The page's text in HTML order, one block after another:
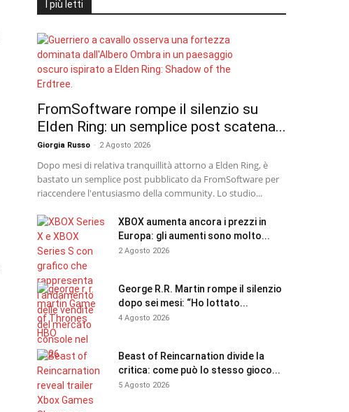
I più letti
FromSoftware rompe il silenzio su
Elden Ring: un semplice post scatena...
Giorgia Russo - 2 Agosto 2026
Dopo mesi di relativa tranquillità attorno a Elden Ring, è
bastato un semplice post pubblicato da FromSoftware per
riaccendere l'entusiasmo della community. Lo studio...
XBOX aumenta ancora i prezzi in
Europa: gli aumenti sono molto...
2 Agosto 2026
George R.R. Martin rompe il silenzio
dopo sei mesi: “Ho lottato...
4 Agosto 2026
Beast of Reincarnation divide la
critica: come può lo stesso gioco...
5 Agosto 2026